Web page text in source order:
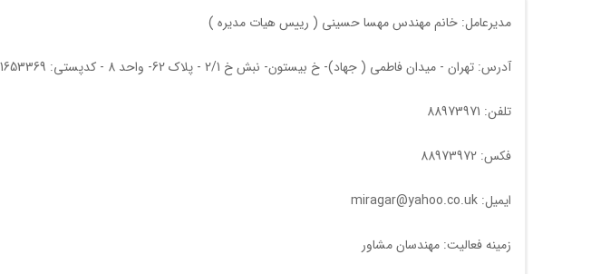
مدیرعامل: خانم مهندس مهسا حسينی ( رييس هيات مديره )
آدرس: تهران - ميدان فاطمی ( جهاد)- خ بيستون- نبش خ 2/1 - پلاک 62- واحد 8 - کدپستی: 1431653369
تلفن: 88973971
فکس: 88973972
ایمیل: miragar@yahoo.co.uk
زمینه فعالیت: مهندسان مشاور